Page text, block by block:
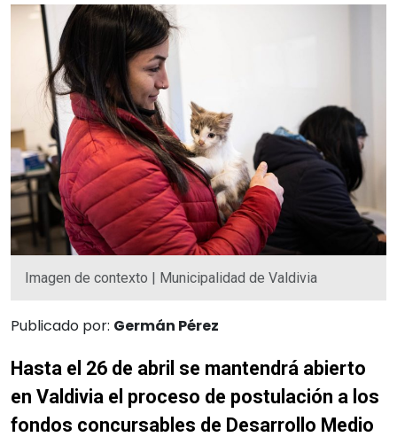
Imagen de contexto | Municipalidad de Valdivia
Publicado por: Germán Pérez
Hasta el 26 de abril se mantendrá abierto
en Valdivia el proceso de postulación a los
fondos concursables de Desarrollo Medio